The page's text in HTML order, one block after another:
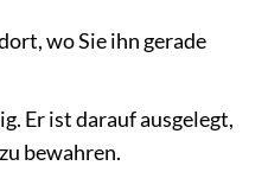
wo Sie ihn gerade
Er ist darauf ausgelegt,
bewahren.